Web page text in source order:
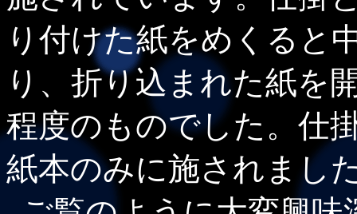
り付けた紙をめくると
り、折り込まれた紙を
程度のものでした。仕
紙本のみに施されまし